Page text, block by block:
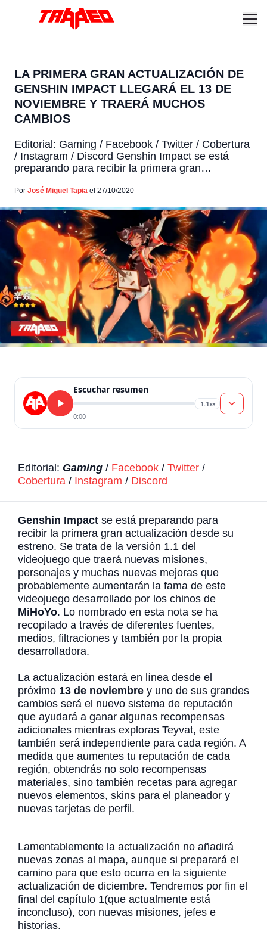
LA PRIMERA GRAN ACTUALIZACIÓN DE
GENSHIN IMPACT LLEGARÁ EL 13 DE
NOVIEMBRE Y TRAERÁ MUCHOS
CAMBIOS
Editorial: Gaming / Facebook / Twitter / Cobertura
/ Instagram / Discord Genshin Impact se está
preparando para recibir la primera gran
versión 1.1 del videojuego que traerá nuevas
que probablemente aumentarán la fama de este
videojuego desarrollado por los chinos […]
Por José Miguel Tapia el 27/10/2020
Escuchar resumen
1.1x▾
0:00
Editorial: Gaming / Facebook / Twitter /
Cobertura / Instagram / Discord
Genshin Impact se está preparando para
recibir la primera gran actualización desde su
estreno. Se trata de la versión 1.1 del
videojuego que traerá nuevas misiones,
personajes y muchas nuevas mejoras que
probablemente aumentarán la fama de este
videojuego desarrollado por los chinos de
MiHoYo. Lo nombrado en esta nota se ha
recopilado a través de diferentes fuentes,
medios, filtraciones y también por la propia
desarrolladora.
La actualización estará en línea desde el
próximo 13 de noviembre y uno de sus grandes
cambios será el nuevo sistema de reputación
que ayudará a ganar algunas recompensas
adicionales mientras exploras Teyvat, este
también será independiente para cada región. A
medida que aumentes tu reputación de cada
región, obtendrás no solo recompensas
materiales, sino también recetas para agregar
nuevos elementos, skins para el planeador y
nuevas tarjetas de perfil.
Lamentablemente la actualización no añadirá
nuevas zonas al mapa, aunque si preparará el
camino para que esto ocurra en la siguiente
actualización de diciembre. Tendremos por fin el
final del capítulo 1(que actualmente está
inconcluso), con nuevas misiones, jefes e
historias.